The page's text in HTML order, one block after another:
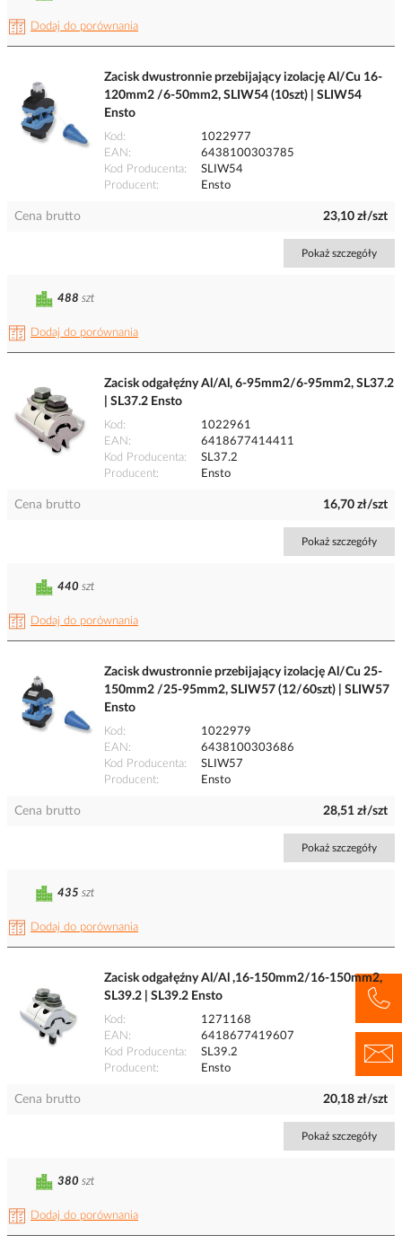
Dodaj do porównania
Zacisk dwustronnie przebijający izolację Al/Cu 16-
120mm2 /6-50mm2, SLIW54 (10szt) | SLIW54
Ensto
Kod
1022977
EAN
6438100303785
Kod Producenta
SLIW54
Producent
Ensto
Cena brutto 23,10 zł/szt
Pokaż szczegóły
Dodaj do porównania
488 szt
Zacisk odgałęźny Al/Al, 6-95mm2/6-95mm2, SL37.2
| SL37.2 Ensto
Kod
1022961
EAN
6418677414411
Kod Producenta
SL37.2
Producent
Ensto
Cena brutto 16,70 zł/szt
Pokaż szczegóły
Dodaj do porównania
440 szt
Zacisk dwustronnie przebijający izolację Al/Cu 25-
150mm2 /25-95mm2, SLIW57 (12/60szt) | SLIW57
Ensto
Kod
1022979
EAN
6438100303686
Kod Producenta
SLIW57
Producent
Ensto
Cena brutto 28,51 zł/szt
Pokaż szczegóły
Dodaj do porównania
435 szt
Zacisk odgałęźny Al/Al ,16-150mm2/16-150mm2,
SL39.2 | SL39.2 Ensto
Kod
1271168
EAN
6418677419607
Kod Producenta
SL39.2
Producent
Ensto
Cena brutto 20,18 zł/szt
Pokaż szczegóły
Dodaj do porównania
380 szt